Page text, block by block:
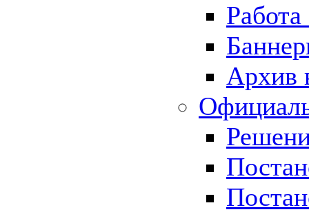
Архив